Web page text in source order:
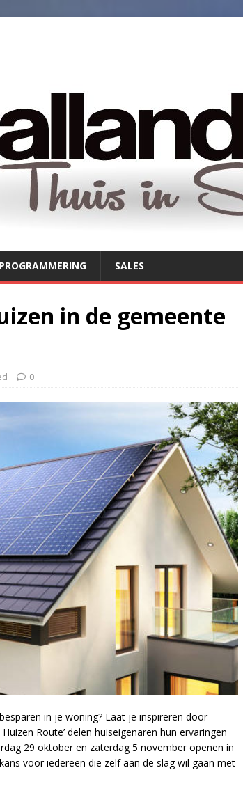
PROGRAMMERING SALES
in de gemeente
0
in je woning? Laat je inspireren door
Route’ delen huiseigenaren hun ervaringen
29 oktober en zaterdag 5 november openen in
voor iedereen die zelf aan de slag wil gaan met